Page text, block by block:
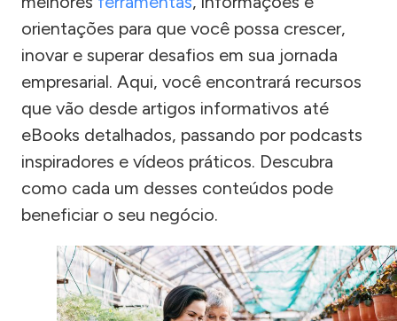
orientações para que você possa crescer,
inovar e superar desafios em sua jornada
empresarial. Aqui, você encontrará recursos
que vão desde artigos informativos até
eBooks detalhados, passando por podcasts
inspiradores e vídeos práticos. Descubra
como cada um desses conteúdos pode
beneficiar o seu negócio.